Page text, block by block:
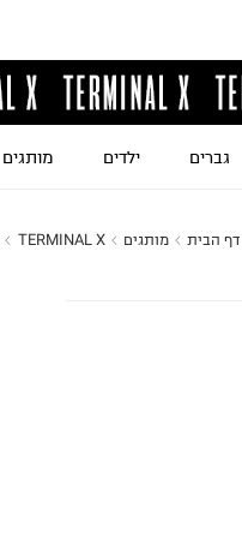
גברים ילדים מותגים
דף הבית מותגים TERMINAL X